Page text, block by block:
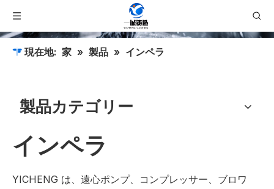
現在地: 家 » 製品 » インペラ
製品カテゴリー
インペラ
YICHENG は、遠心ポンプ、コンプレッサー、ブロワ